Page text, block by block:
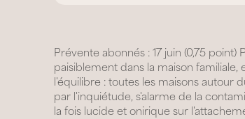
Prévente abonnés : 17 juin (0,75
paisiblement dans la maison
l'équilibre : toutes les maisons autour
par l'inquiétude, s'alarme de la
la fois lucide et onirique sur